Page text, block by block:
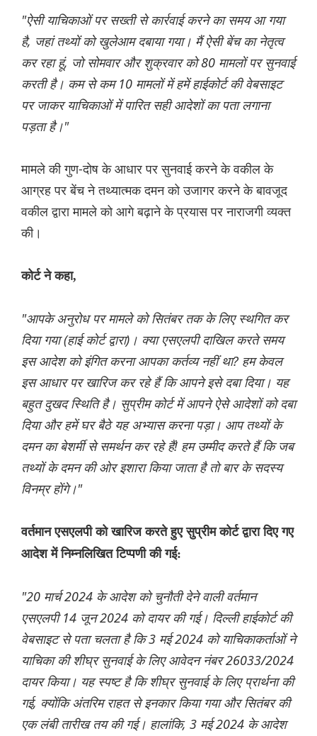
"ऐसी याचिकाओं पर सख्ती से कार्रवाई करने का समय आ गया
है, जहां तथ्यों को खुलेआम दबाया गया। मैं ऐसी बेंच का नेतृत्व
कर रहा हूं, जो सोमवार और शुक्रवार को 80 मामलों पर सुनवाई
करती है। कम से कम 10 मामलों में हमें हाईकोर्ट की वेबसाइट
पर जाकर याचिकाओं में पारित सही आदेशों का पता लगाना
पड़ता है।"
मामले की गुण-दोष के आधार पर सुनवाई करने के वकील के
आग्रह पर बेंच ने तथ्यात्मक दमन को उजागर करने के बावजूद
वकील द्वारा मामले को आगे बढ़ाने के प्रयास पर नाराजगी व्यक्त
की।
कोर्ट ने कहा,
"आपके अनुरोध पर मामले को सितंबर तक के लिए स्थगित कर
दिया गया (हाई कोर्ट द्वारा)। क्या एसएलपी दाखिल करते समय
इस आदेश को इंगित करना आपका कर्तव्य नहीं था? हम केवल
इस आधार पर खारिज कर रहे हैं कि आपने इसे दबा दिया। यह
बहुत दुखद स्थिति है। सुप्रीम कोर्ट में आपने ऐसे आदेशों को दबा
दिया और हमें घर बैठे यह अभ्यास करना पड़ा। आप तथ्यों के
दमन का बेशर्मी से समर्थन कर रहे हैं! हम उम्मीद करते हैं कि जब
तथ्यों के दमन की ओर इशारा किया जाता है तो बार के सदस्य
विनम्र होंगे।"
वर्तमान एसएलपी को खारिज करते हुए सुप्रीम कोर्ट द्वारा दिए गए
आदेश में निम्नलिखित टिप्पणी की गई:
"20 मार्च 2024 के आदेश को चुनौती देने वाली वर्तमान
एसएलपी 14 जून 2024 को दायर की गई। दिल्ली हाईकोर्ट की
वेबसाइट से पता चलता है कि 3 मई 2024 को याचिकाकर्ताओं ने
याचिका की शीघ्र सुनवाई के लिए आवेदन नंबर 26033/2024
दायर किया। यह स्पष्ट है कि शीघ्र सुनवाई के लिए प्रार्थना की
गई, क्योंकि अंतरिम राहत से इनकार किया गया और सितंबर की
एक लंबी तारीख तय की गई। हालांकि, 3 मई 2024 के आदेश